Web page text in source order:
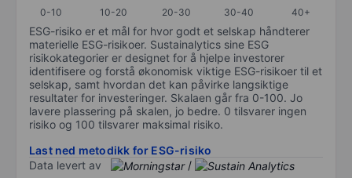
0-10
10-20 20-30 30-40 40+
ESG-risiko er et mål for hvor godt et selskap håndterer
materielle ESG-risikoer. Sustainalytics sine ESG
risikokategorier er designet for å hjelpe investorer
identifisere og forstå økonomisk viktige ESG-risikoer til et
selskap, samt hvordan det kan påvirke langsiktige
resultater for investeringer. Skalaen går fra 0-100. Jo
lavere plassering på skalen, jo bedre. 0 tilsvarer ingen
risiko og 100 tilsvarer maksimal risiko.
Last ned metodikk for ESG-risiko
Data levert av
/